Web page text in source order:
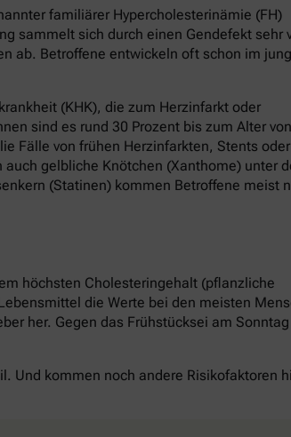
familiärer Hypercholesterinämie (FH)
sammelt sich durch einen Gendefekt sehr
ab. Betroffene entwickeln oft schon im
(KHK), die zum Herzinfarkt oder
sind es rund 30 Prozent bis zum Alter
Fälle von frühen Herzinfarkten, Stents oder
gelbliche Knötchen (Xanthome) unter
(Statinen) kommen Betroffene meist
höchsten Cholesteringehalt (pflanzliche
die Werte bei den meisten
her. Gegen das Frühstücksei am
Und kommen noch andere Risikofaktoren